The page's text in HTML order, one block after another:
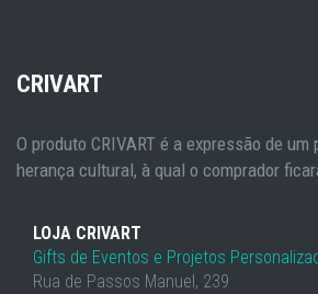
CRIVART
O produto CRIVART é a expressão de um
herança cultural, à qual o comprador
LOJA CRIVART
Gifts de Eventos e Projetos
Rua de Passos Manuel, 239